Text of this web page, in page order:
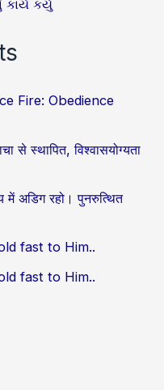
કર્યું
Fire: Obedience
से स्थापित, विश्वासयोग्यता
में अडिग रहो। पुनरुत्थित
fast to Him..
fast to Him..